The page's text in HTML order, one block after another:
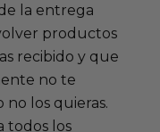
la entrega
productos
recibido y que
no te
no los quieras.
todos los